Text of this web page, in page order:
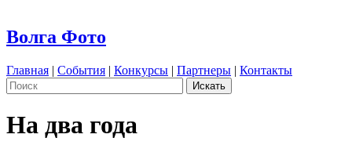
Волга Фото
Главная | События | Конкурсы | Партнеры | Контакты
На два года